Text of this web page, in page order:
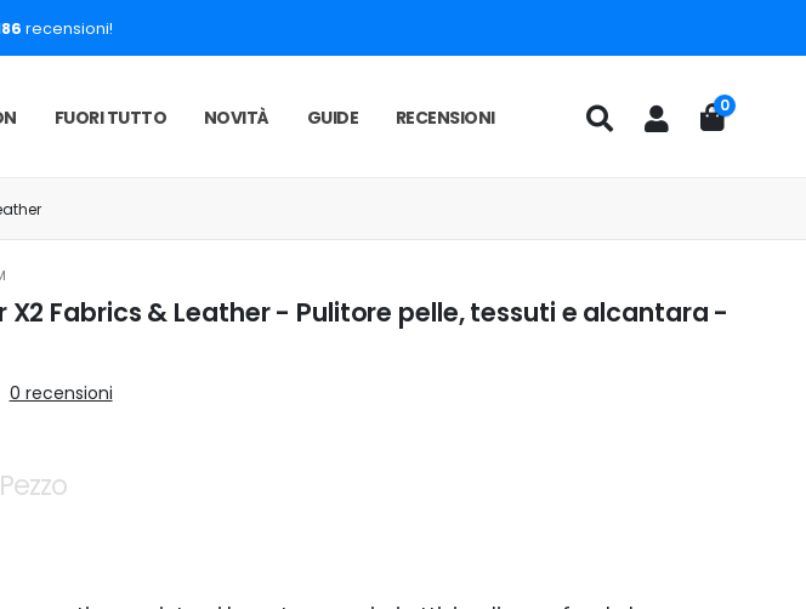
recensioni!
FUORI TUTTO NOVITÀ GUIDE RECENSIONI
0
X2 Fabrics & Leather - Pulitore pelle, tessuti e alcantara -
0 recensioni